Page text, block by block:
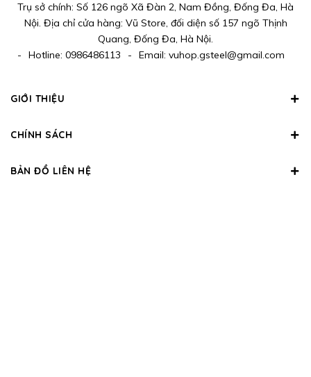
Trụ sở chính: Số 126 ngõ Xã Đàn 2, Nam Đồng, Đống Đa, Hà
Nội. Địa chỉ cửa hàng: Vũ Store, đối diện số 157 ngõ Thịnh
Quang, Đống Đa, Hà Nội.
-
Hotline: 0986486113 - Email: vuhop.gsteel@gmail.com
GIỚI THIỆU
CHÍNH SÁCH
BẢN ĐỒ LIÊN HỆ